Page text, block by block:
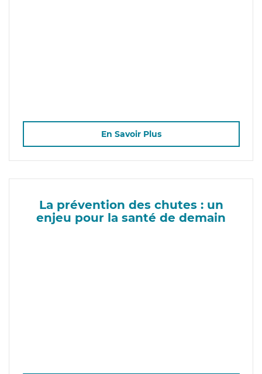
En Savoir Plus
La prévention des chutes : un
enjeu pour la santé de demain